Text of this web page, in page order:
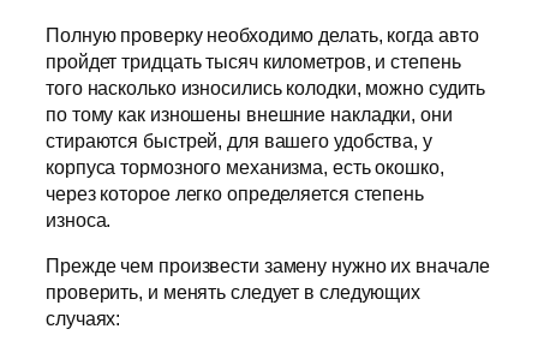
Полную проверку необходимо делать, когда авто
пройдет тридцать тысяч километров, и степень
того насколько износились колодки, можно судить
по тому как изношены внешние накладки, они
стираются быстрей, для вашего удобства, у
корпуса тормозного механизма, есть окошко,
через которое легко определяется степень
износа.
Прежде чем произвести замену нужно их вначале
проверить, и менять следует в следующих
случаях: